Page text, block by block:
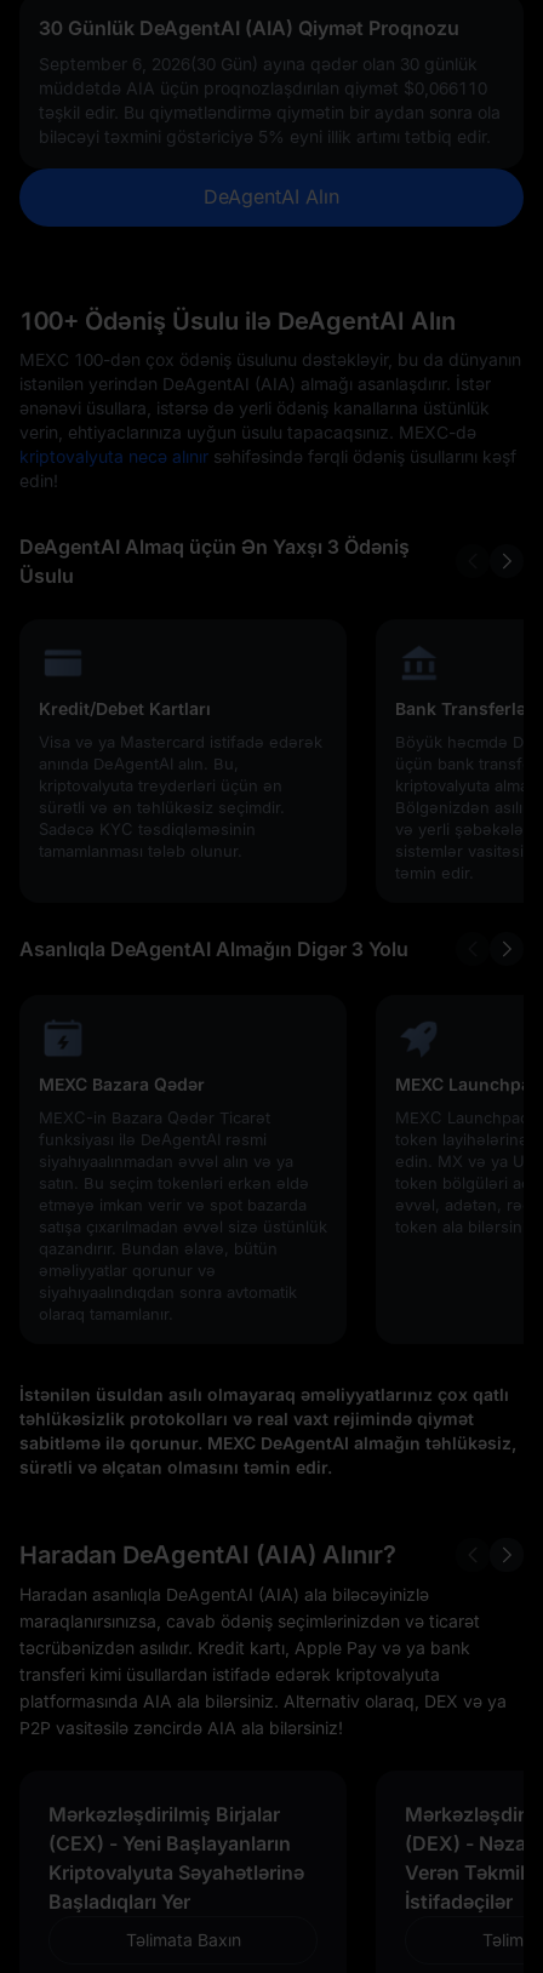
30 Günlük DeAgentAI (AIA) Qiymət Proqnozu
September 6, 2026(30 Gün) ayına qədər olan 30 günlük
müddətdə AIA üçün proqnozlaşdırılan qiymət $0,066110
təşkil edir. Bu qiymətləndirmə qiymətin bir aydan sonra ola
biləcəyi təxmini göstəriciyə 5% eyni illik artımı tətbiq edir.
DeAgentAI Alın
100+ Ödəniş Üsulu ilə DeAgentAI Alın
MEXC 100-dən çox ödəniş üsulunu dəstəkləyir, bu da dünyanın
istənilən yerindən DeAgentAI (AIA) almağı asanlaşdırır. İstər
ənənəvi üsullara, istərsə də yerli ödəniş kanallarına üstünlük
verin, ehtiyaclarınıza uyğun üsulu tapacaqsınız. MEXC-də
kriptovalyuta necə alınır səhifəsində fərqli ödəniş üsullarını kəşf
edin!
DeAgentAI Almaq üçün Ən Yaxşı 3 Ödəniş
Üsulu
Kredit/Debet Kartları
Visa və ya Mastercard istifadə edərək
anında DeAgentAI alın. Bu,
kriptovalyuta treyderləri üçün ən
sürətli və ən təhlükəsiz seçimdir.
Sadəcə KYC təsdiqləməsinin
tamamlanması tələb olunur.
Bank Transferləri
Böyük həcmdə
üçün bank
kriptovalyuta almaq
Bölgənizdən asılı
və yerli şəbəkələr
sistemlər vasitəsilə
təmin edir.
Asanlıqla DeAgentAI Almağın Digər 3 Yolu
MEXC Bazara Qədər
MEXC-in Bazara Qədər Ticarət
funksiyası ilə DeAgentAI rəsmi
siyahıyaalınmadan əvvəl alın və ya
satın. Bu seçim tokenləri erkən əldə
etməyə imkan verir və spot bazarda
satışa çıxarılmadan əvvəl sizə üstünlük
qazandırır. Bundan əlavə, bütün
əməliyyatlar qorunur və
siyahıyaalındıqdan sonra avtomatik
olaraq tamamlanır.
MEXC Launchpad
MEXC Launchpad
token layihələrinə
edin. MX və ya
token bölgüləri
əvvəl, adətən,
token ala bilərsiniz!
İstənilən üsuldan asılı olmayaraq əməliyyatlarınız çox qatlı
təhlükəsizlik protokolları və real vaxt rejimində qiymət
sabitləmə ilə qorunur. MEXC DeAgentAI almağın təhlükəsiz,
sürətli və əlçatan olmasını təmin edir.
Haradan DeAgentAI (AIA) Alınır?
Haradan asanlıqla DeAgentAI (AIA) ala biləcəyinizlə
maraqlanırsınızsa, cavab ödəniş seçimlərinizdən və ticarət
təcrübənizdən asılıdır. Kredit kartı, Apple Pay və ya bank
transferi kimi üsullardan istifadə edərək kriptovalyuta
platformasında AIA ala bilərsiniz. Alternativ olaraq, DEX və ya
P2P vasitəsilə zəncirdə AIA ala bilərsiniz!
Mərkəzləşdirilmiş Birjalar
(CEX) - Yeni Başlayanların
Kriptovalyuta Səyahətlərinə
Başladıqları Yer
Təlimata Baxın
(DEX) -
Verən
İstifadəçilər